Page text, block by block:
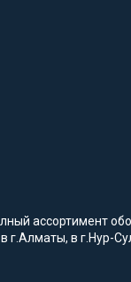
ассортимент
в г.Нур-